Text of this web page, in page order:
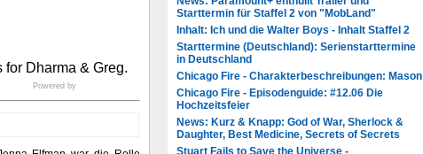
Powered by
Starttermin für Staffel 2 von "MobLand"
Inhalt: Ich und die Walter Boys - Inhalt Staffel 2
Starttermine (Deutschland): Serienstarttermine
in Deutschland
Chicago Fire - Charakterbeschreibungen: Mason
Chicago Fire - Episodenguide: #12.06 Die
Hochzeitsfeier
News: Kurz & Knapp: God of War, Sherlock &
Daughter, Best Medicine, Secrets of Secrets
Stuart Fails to Save the Universe -